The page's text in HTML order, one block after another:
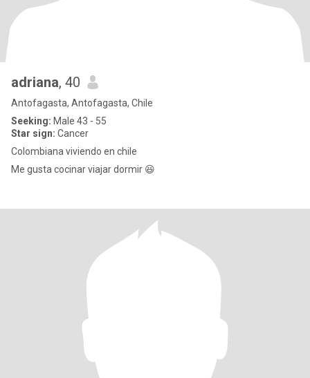
adriana, 40
Antofagasta, Antofagasta, Chile
Seeking: Male 43 - 55
Star sign: Cancer
Colombiana viviendo en chile
Me gusta cocinar viajar dormir 😆